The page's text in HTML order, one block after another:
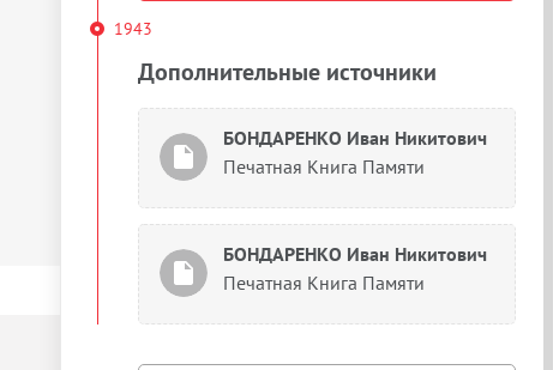
1943
Дополнительные источники
БОНДАРЕНКО Иван Никитович
Печатная Книга Памяти
БОНДАРЕНКО Иван Никитович
Печатная Книга Памяти